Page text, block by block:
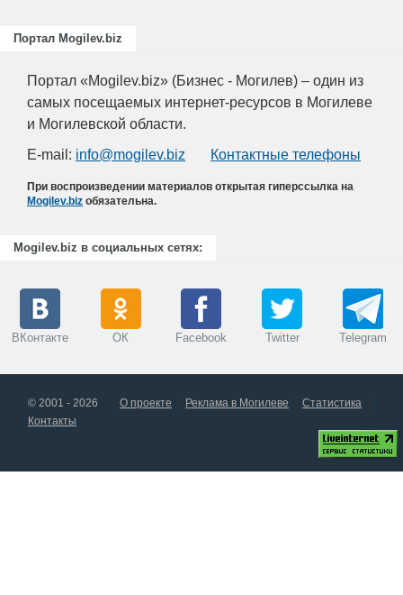
Портал Mogilev.biz
Портал «Mogilev.biz» (Бизнес - Могилев) – один из
самых посещаемых интернет-ресурсов в Могилеве
и Могилевской области.
E-mail: info@mogilev.biz Контактные телефоны
При воспроизведении материалов открытая гиперссылка на
Mogilev.biz обязательна.
Mogilev.biz в социальных сетях:
ВКонтакте ОК Facebook Twitter Telegram
© 2001 - 2026 О проекте Реклама в Могилеве
Статистика
Контакты